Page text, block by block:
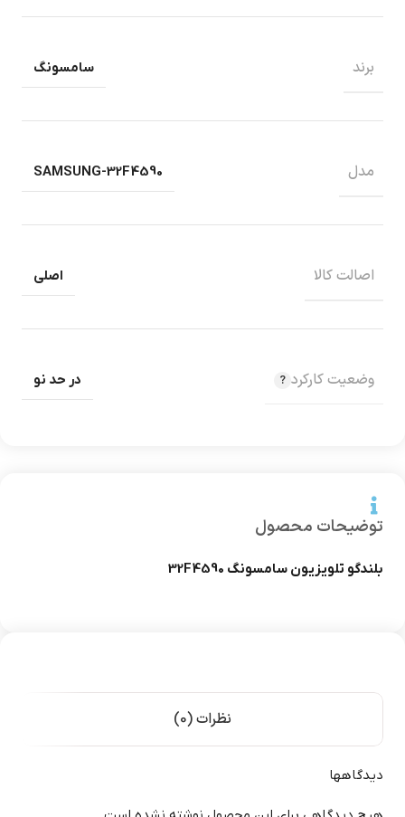
توضیحات محصول
بلندگو تلویزیون سامسونگ 32F4590
نظرات (0)
دیدگاهها
برند سامسونگ
مدل SAMSUNG-32F4590
اصالت کالا اصلی
وضعیت کارکرد در حد نو